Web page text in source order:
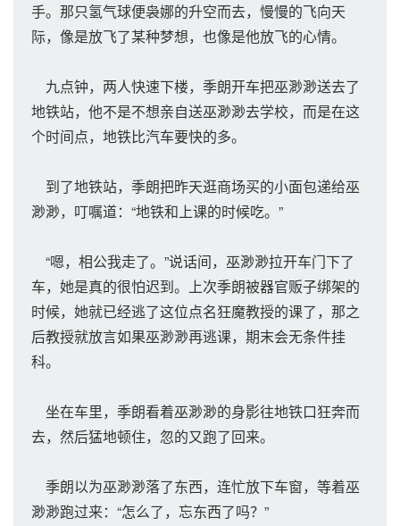
手。那只氢气球便袅娜的升空而去，慢慢的飞向天
际，像是放飞了某种梦想，也像是他放飞的心情。
九点钟，两人快速下楼，季朗开车把巫渺渺送去了
地铁站，他不是不想亲自送巫渺渺去学校，而是在这
个时间点，地铁比汽车要快的多。
到了地铁站，季朗把昨天逛商场买的小面包递给巫
渺渺，叮嘱道：“地铁和上课的时候吃。”
“嗯，相公我走了。”说话间，巫渺渺拉开车门下了
车，她是真的很怕迟到。上次季朗被器官贩子绑架的
时候，她就已经逃了这位点名狂魔教授的课了，那之
后教授就放言如果巫渺渺再逃课，期末会无条件挂
科。
坐在车里，季朗看着巫渺渺的身影往地铁口狂奔而
去，然后猛地顿住，忽的又跑了回来。
季朗以为巫渺渺落了东西，连忙放下车窗，等着巫
渺渺跑过来：“怎么了，忘东西了吗？”